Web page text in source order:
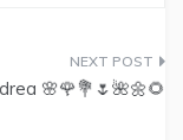
🌸🌹💐🌷🌺🌼🌻